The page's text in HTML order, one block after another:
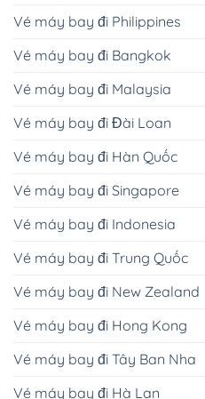
Vé máy bay đi Philippines
Vé máy bay đi Bangkok
Vé máy bay đi Malaysia
Vé máy bay đi Đài Loan
Vé máy bay đi Hàn Quốc
Vé máy bay đi Singapore
Vé máy bay đi Indonesia
Vé máy bay đi Trung Quốc
Vé máy bay đi New Zealand
Vé máy bay đi Hong Kong
Vé máy bay đi Tây Ban Nha
Vé máy bay đi Hà Lan